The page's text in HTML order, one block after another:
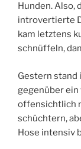
Hunden. Also,
introvertierte
kam letztens
schnüffeln,
Gestern stand
gegenüber
offensichtlich
schüchtern,
Hose intensiv